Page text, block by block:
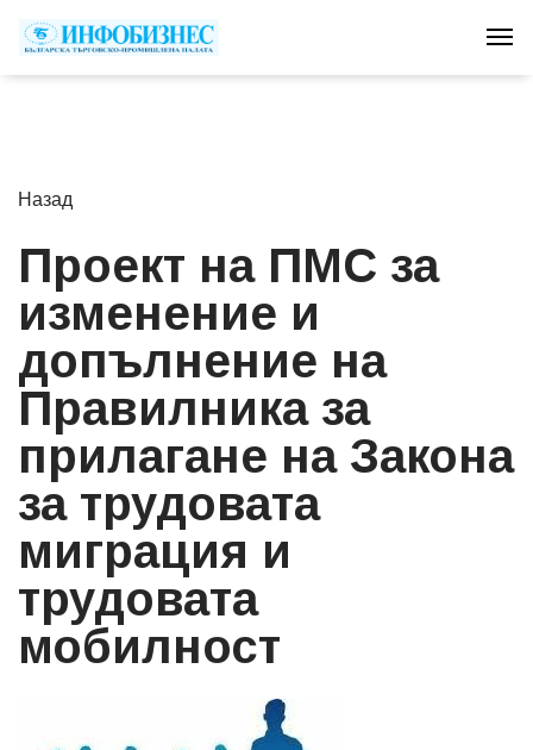
Назад
Проект на ПМС за
изменение и
допълнение на
Правилника за
прилагане на Закона
за трудовата
миграция и
трудовата
мобилност